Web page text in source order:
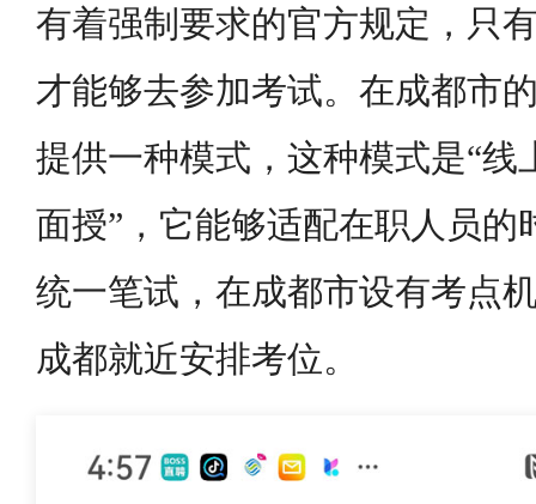
有着强制要求的官方规定，只
才能够去参加考试。在成都市
提供一种模式，这种模式是“线
面授”，它能够适配在职人员的
统一笔试，在成都市设有考点
成都就近安排考位。